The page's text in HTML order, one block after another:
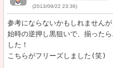
(2013/09/22 23:36)
参考にならないかもしれません
始時の逆押し黒狙いで、揃った
した！
こちらがフリーズしました(笑)